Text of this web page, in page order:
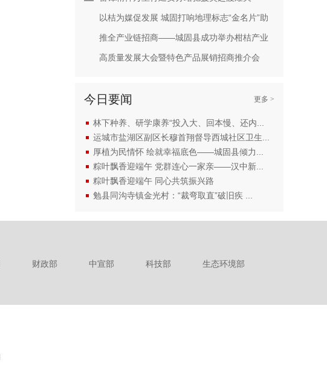
以桔为媒促发展 城固打响地理标志“金名片”助
推全产业链招商——城固县成功举办柑桔产业
高质量发展大会暨特色产品展销招商推介会
更多 >
今日要闻
林下种养、研学康养“投入大、回本慢、还内...
运城市盐湖区副区长穆首翔督导西城社区卫生...
厚植为民情怀 绘就幸福底色——城固县倾力...
粽叶飘香迎端午 党群连心一家亲——汉中新...
粽叶飘香迎端午 同心共筑振兴路
勉县同沟寺镇金光村：“裁弯取直”破旧疾 ...
财政部 中宣部 科技部 生态环境部